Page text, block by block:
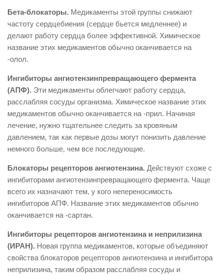
Бета-блокаторы. Медикаменты этой группы снижают
частоту сердцебиения (сердце бьется медленнее) и
делают работу сердца более эффективной. Химическое
название этих медикаментов обычно оканчивается на
-олол.
Ингибиторы ангиотензинпревращающего фермента
(АПФ). Эти медикаменты облегчают работу сердца,
расслабляя сосуды организма. Химическое название этих
медикаментов обычно оканчивается на -прил. Начиная
лечение, нужно тщательнее следить за кровяным
давлением, так как первые дозы могут понизить давление
немного больше, чем все последующие.
Блокаторы рецепторов ангиотензина. Действуют схоже с
ингибиторами ангиотензинпревращающего фермента. Чаще
всего их назначают тем, у кого непереносимость
ингибиторов АПФ. Название этих медикаментов обычно
оканчивается на -сартан.
Ингибиторы рецепторов ангиотензина и неприлизина
(ИРАН). Новая группа медикаментов, которые объединяют
свойства блокаторов рецепторов ангиотензина и ингибитора
неприлизина, таким образом расслабляя сосуды и